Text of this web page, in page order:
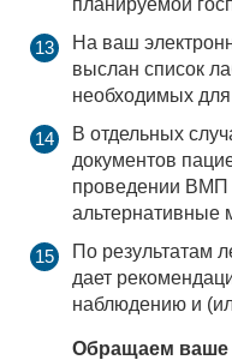
планируемой
На ваш
выслан список
необходимых для
В отдельных
документов
проведении
альтернативные
По
дает
наблюдению и
Обращаем ваше